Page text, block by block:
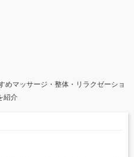
めマッサージ・整体・リラクゼーショ
紹介